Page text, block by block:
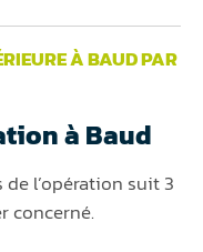
À BAUD PAR
à Baud
l’opération suit 3
concerné.